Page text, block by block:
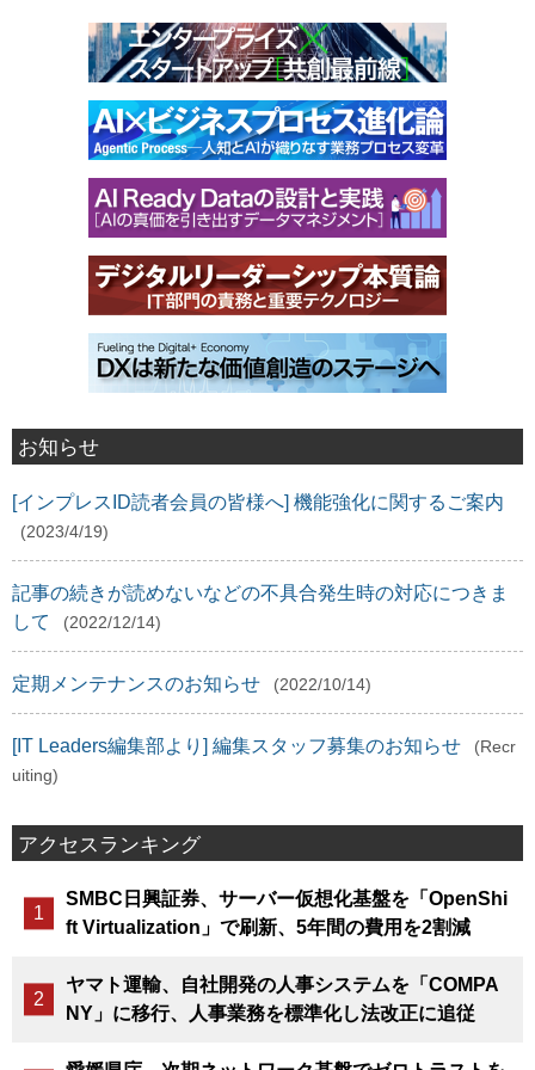
お知らせ
[インプレスID読者会員の皆様へ] 機能強化に関するご案内
(2023/4/19)
記事の続きが読めないなどの不具合発生時の対応につきま
して
(2022/12/14)
定期メンテナンスのお知らせ (2022/10/14)
[IT Leaders編集部より] 編集スタッフ募集のお知らせ
(Recr
uiting)
アクセスランキング
SMBC日興証券、サーバー仮想化基盤を「OpenShi
ft Virtualization」で刷新、5年間の費用を2割減
ヤマト運輸、自社開発の人事システムを「COMPA
NY」に移行、人事業務を標準化し法改正に追従